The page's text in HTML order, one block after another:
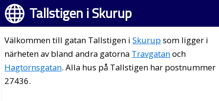
Tallstigen i Skurup
Välkommen till gatan Tallstigen iSkurup som ligger i
närheten av bland andra gatorna Travgatanoch
Hagtornsgatan. Alla hus på Tallstigen har postnummer
27436.